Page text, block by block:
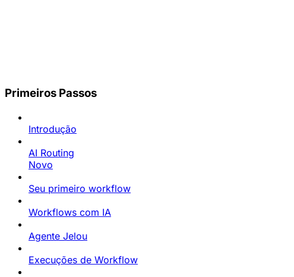
Primeiros Passos
Introdução
AI Routing
Novo
Seu primeiro workflow
Workflows com IA
Agente Jelou
Execuções de Workflow